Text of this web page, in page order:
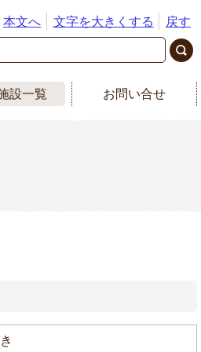
本文へ 文字を大きくする 戻す
設一覧 お問い合せ